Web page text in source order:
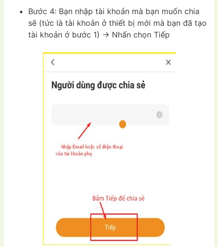
Bước 4: Bạn nhập tài khoản mà bạn muốn chia
sẽ (tức là tài khoản ở thiết bị mới mà bạn đã tạo
tài khoản ở bước 1) -> Nhấn chọn Tiếp